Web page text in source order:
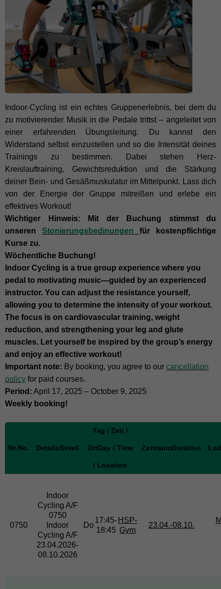
Indoor-Cycling ist ein echtes Gruppenerlebnis, bei dem du
zu motivierender Musik in die Pedale trittst – angeleitet von
einer erfahrenden Übungsleitung. Du kannst den
Widerstand selbst einzustellen und so die Intensität deines
Trainings zu bestimmen. Dabei stehen Herz-
Kreislauftraining, Gewichtsreduktion und die Stärkung
deiner Bein- und Gesäßmuskulatur im Mittelpunkt. Lass dich
von der Energie der Gruppe mitreißen und erlebe ein
effektives Workout!
Wichtiger Hinweis: Mit der Buchung stimmst du
unseren Stonierungsbedinungen
für kostenpflichtige
Kurse zu.
Wöchentliche Buchung!
Indoor Cycling is a true group experience where you
pedal to motivating music—guided by an experienced
instructor. You can adjust the resistance yourself,
allowing you to determine the intensity of your workout.
The focus is on cardiovascular training, weight
reduction, and strengthening your leg and glute
muscles. Let yourself be inspired by the group’s energy
and enjoy an effective workout!
Important note: By booking, you agree to our cancellation
policy for paid courses.
Period: April 17, 2025 – October 9, 2025
Weekly booking!
Nr.No. DetailsDetail
Tag / Zeit /
OrtDay / Time
/ Location
ZeitraumDuration
0750
Indoor
Cycling A/F
0750
Indoor
Cycling A/F
23.04.2026-
08.10.2026
Do
17:45-
18:45
HSP-
Gym
23.04.-08.10.